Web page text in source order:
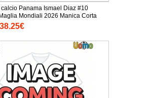
calcio Panama Ismael Diaz #10
Seconda Maglia Mondiali 2026 Manica Corta
38.25€